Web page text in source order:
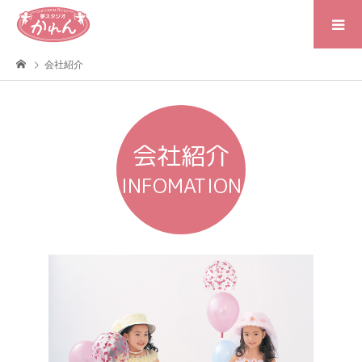
会社紹介
会社紹介
INFOMATION